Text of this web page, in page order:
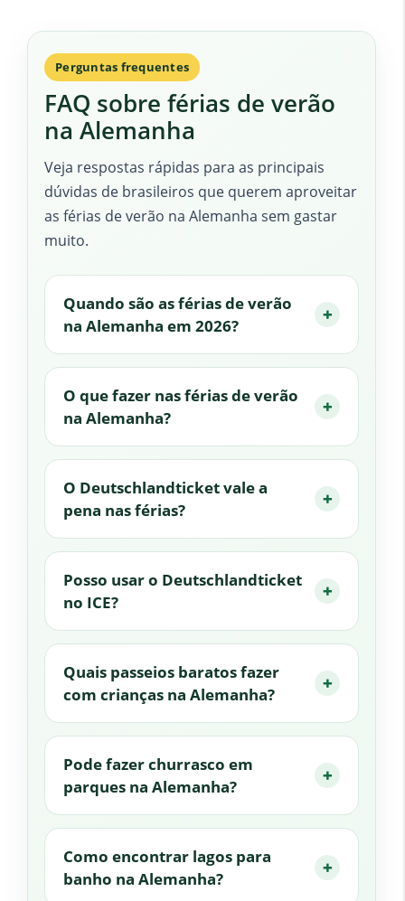
Perguntas frequentes
FAQ sobre férias de verão
na Alemanha
Veja respostas rápidas para as principais
dúvidas de brasileiros que querem aproveitar
as férias de verão na Alemanha sem gastar
muito.
Quando são as férias de verão
na Alemanha em 2026?
O que fazer nas férias de verão
na Alemanha?
O Deutschlandticket vale a
pena nas férias?
Posso usar o Deutschlandticket
no ICE?
Quais passeios baratos fazer
com crianças na Alemanha?
Pode fazer churrasco em
parques na Alemanha?
Como encontrar lagos para
banho na Alemanha?